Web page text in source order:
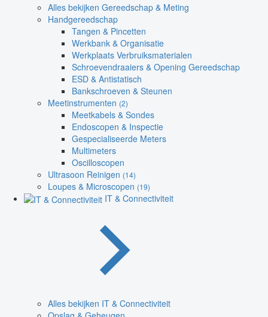
Alles bekijken Gereedschap & Meting
Handgereedschap
Tangen & Pincetten
Werkbank & Organisatie
Werkplaats Verbruiksmaterialen
Schroevendraaiers & Opening Gereedschap
ESD & Antistatisch
Bankschroeven & Steunen
Meetinstrumenten (2)
Meetkabels & Sondes
Endoscopen & Inspectie
Gespecialiseerde Meters
Multimeters
Oscilloscopen
Ultrasoon Reinigen (14)
Loupes & Microscopen (19)
IT & Connectiviteit
Alles bekijken IT & Connectiviteit